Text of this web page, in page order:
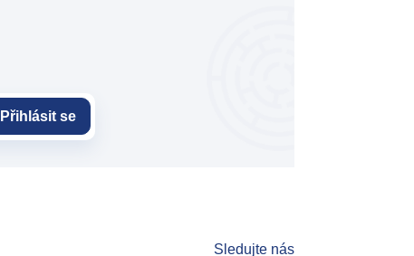
Přihlásit se
Sledujte nás